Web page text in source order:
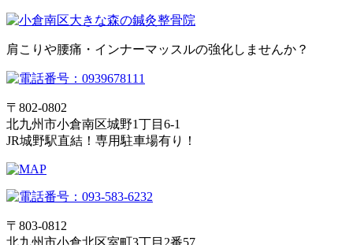
肩こりや腰痛・インナーマッスルの強化しませんか？
〒802-0802
北九州市小倉南区城野1丁目6-1
JR城野駅直結！専用駐車場有り！
〒803-0812
北九州市小倉北区室町3丁目2番57